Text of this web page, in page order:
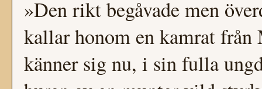
»Den rikt begåvade men
kallar honom en kamrat
känner sig nu, i sin fulla